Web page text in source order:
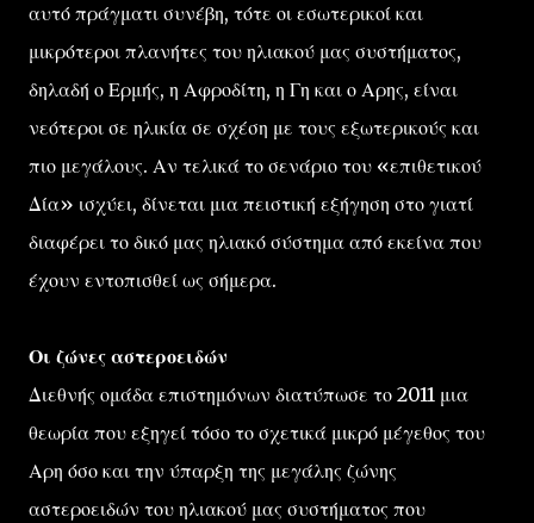
αυτό πράγματι συνέβη, τότε οι εσωτερικοί και
μικρότεροι πλανήτες του ηλιακού μας συστήματος,
δηλαδή ο Ερμής, η Αφροδίτη, η Γη και ο Αρης, είναι
νεότεροι σε ηλικία σε σχέση με τους εξωτερικούς και
πιο μεγάλους. Αν τελικά το σενάριο του «επιθετικού
Δία» ισχύει, δίνεται μια πειστική εξήγηση στο γιατί
διαφέρει το δικό μας ηλιακό σύστημα από εκείνα που
έχουν εντοπισθεί ως σήμερα.
Οι ζώνες αστεροειδών
Διεθνής ομάδα επιστημόνων διατύπωσε το 2011 μια
θεωρία που εξηγεί τόσο το σχετικά μικρό μέγεθος του
Αρη όσο και την ύπαρξη της μεγάλης ζώνης
αστεροειδών του ηλιακού μας συστήματος που